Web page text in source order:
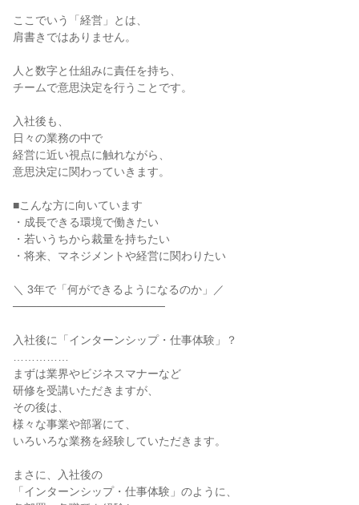
ここでいう「経営」とは、
肩書きではありません。
人と数字と仕組みに責任を持ち、
チームで意思決定を行うことです。
入社後も、
日々の業務の中で
経営に近い視点に触れながら、
意思決定に関わっていきます。
■こんな方に向いています
・成長できる環境で働きたい
・若いうちから裁量を持ちたい
・将来、マネジメントや経営に関わりたい
＼ 3年で「何ができるようになるのか」／
───────────────────
入社後に「インターンシップ・仕事体験」？
まずは業界やビジネスマナーなど
研修を受講いただきますが、
その後は、
様々な事業や部署にて、
いろいろな業務を経験していただきます。
まさに、入社後の
「インターンシップ・仕事体験」のように、